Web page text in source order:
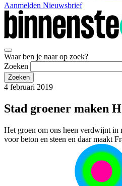
Aanmelden Nieuwsbrief
Waar ben je naar op zoek?
Zoeken
4 februari 2019
Stad groener maken
Het groen om ons heen verdwijnt in
voor beton en steen en daar maakt